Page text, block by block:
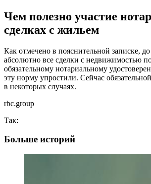
Чем полезно участие
сделках с жильем
Как отмечено в пояснительной записке, до
абсолютно все сделки с недвижимостью
обязательному нотариальному
эту норму упростили. Сейчас
в некоторых случаях.
rbc.group
Так:
Больше историй